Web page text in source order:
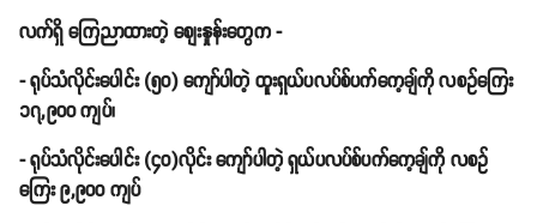
လက်ရှိ ကြေညာထားတဲ့ စျေးနှုန်းတွေက -
- ရုပ်သံလိုင်းပေါင်း (၅၀) ကျော်ပါတဲ့ ထူးရှယ်ပလပ်စ်ပက်ကေ့ချ်ကို လစဥ်ကြေး
၁၇,၉၀၀ ကျပ်၊
- ရုပ်သံလိုင်းပေါင်း (၄၀)လိုင်း ကျော်ပါတဲ့ ရှယ်ပလပ်စ်ပက်ကေ့ချ်ကို လစဥ်
ကြေး ၉,၉၀၀ ကျပ်